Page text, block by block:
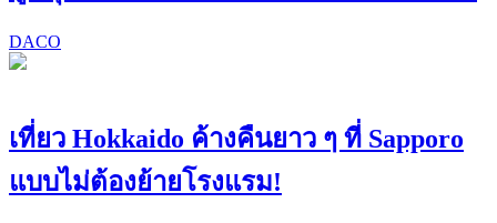
DACO
เที่ยว Hokkaido ค้างคืนยาว ๆ ที่ Sapporo
แบบไม่ต้องย้ายโรงแรม!